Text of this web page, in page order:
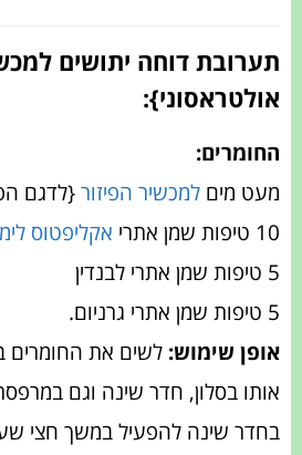
תערובת דוחה יתושים
אולטראסוני}:
החומרים:
מעט מים למכשיר הפיזור{לדגם
10 טיפות שמן אתרי
אקליפטוס
5 טיפות שמן אתרי לבנדין
5 טיפות שמן אתרי גרניום.
אופן שימוש: לשים את החומרים
אותו בסלון, חדר שינה וגם